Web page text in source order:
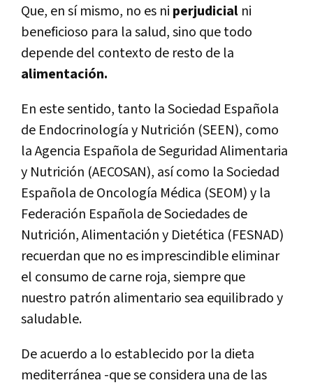
Que, en sí mismo, no es ni perjudicial ni
beneficioso para la salud, sino que todo
depende del contexto de resto de la
alimentación.
En este sentido, tanto la Sociedad Española
de Endocrinología y Nutrición (SEEN), como
la Agencia Española de Seguridad Alimentaria
y Nutrición (AECOSAN), así como la Sociedad
Española de Oncología Médica (SEOM) y la
Federación Española de Sociedades de
Nutrición, Alimentación y Dietética (FESNAD)
recuerdan que no es imprescindible eliminar
el consumo de carne roja, siempre que
nuestro patrón alimentario sea equilibrado y
saludable.
De acuerdo a lo establecido por la dieta
mediterránea -que se considera una de las